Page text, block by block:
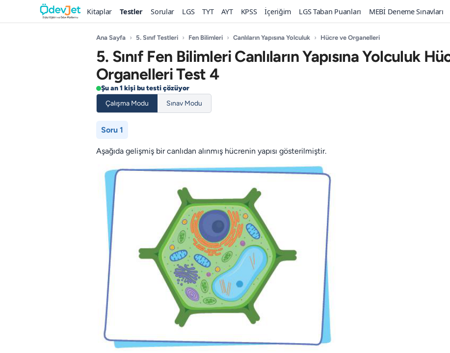
Kitaplar Testler Sorular LGS TYT AYT KPSS İçeriğim LGS Taban Puanları MEBİ Deneme Sınavları
Ana Sayfa › 5. Sınıf Testleri › Fen Bilimleri › Canlıların Yapısına Yolculuk › Hücre ve Organelleri
5. Sınıf Fen Bilimleri Canlıların Yapısına Yolculuk
Organelleri Test 4
Şu an 1 kişi bu testi çözüyor
Çalışma Modu
Sınav Modu
Soru 1
Aşağıda gelişmiş bir canlıdan alınmış hücrenin yapısı gösterilmiştir.